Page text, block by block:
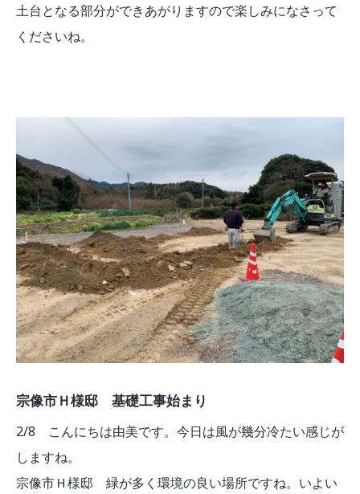
土台となる部分ができあがりますので楽しみになさって
くださいね。
宗像市Ｈ様邸 基礎工事始まり
2/8 こんにちは由美です。今日は風が幾分冷たい感じが
しますね。
宗像市Ｈ様邸 緑が多く環境の良い場所ですね。いよい